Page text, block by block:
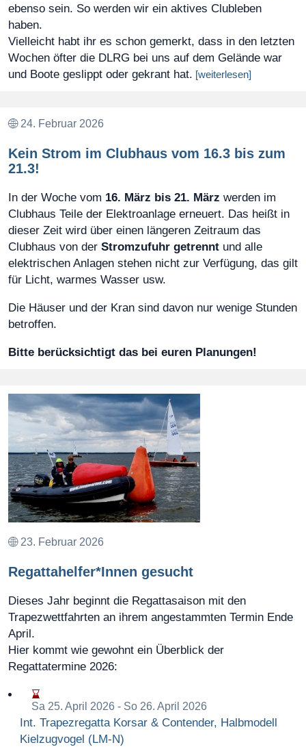
ebenso sein. So werden wir ein aktives Clubleben
haben.
Vielleicht habt ihr es schon gemerkt, dass in den letzten
Wochen öfter die DLRG bei uns auf dem Gelände war
und Boote geslippt oder gekrant hat. [weiterlesen]
24. Februar 2026
Kein Strom im Clubhaus vom 16.3 bis zum
21.3!
In der Woche vom 16. März bis 21. März werden im
Clubhaus Teile der Elektroanlage erneuert. Das heißt in
dieser Zeit wird über einen längeren Zeitraum das
Clubhaus von der Stromzufuhr getrennt und alle
elektrischen Anlagen stehen nicht zur Verfügung, das gilt
für Licht, warmes Wasser usw.
Die Häuser und der Kran sind davon nur wenige Stunden
betroffen.
Bitte berücksichtigt das bei euren Planungen!
23. Februar 2026
Regattahelfer*Innen gesucht
Dieses Jahr beginnt die Regattasaison mit den
Trapezwettfahrten an ihrem angestammten Termin Ende
April.
Hier kommt wie gewohnt ein Überblick der
Regattatermine 2026:
Sa 25. April 2026 - So 26. April 2026
Int. Trapezregatta Korsar & Contender, Halbmodell
Kielzugvogel (LM-N)